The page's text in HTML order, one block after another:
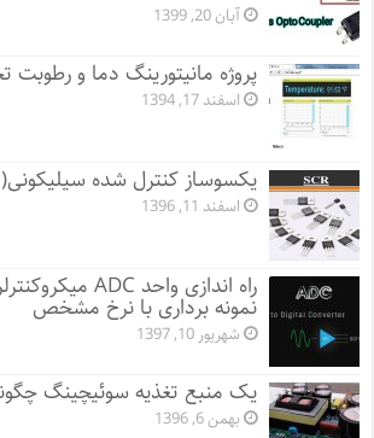
آبان 20, 1399
پروژه مانيتورينگ دما و
اسفند 17, 1394
یکسوساز کنترل شده سیلیکونی(SCR)
اسفند 11, 1396
نمونه برداری با نرخ مشخص
شهریور 10, 1397
یک منبع تغذیه سوئیچینگ
بهمن 6, 1396